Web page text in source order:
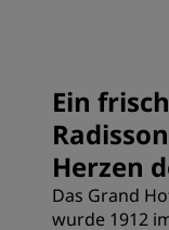
Ein
Herzen
Das Grand
wurde 1912